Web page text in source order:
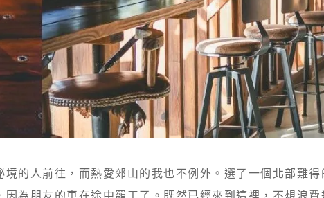
的人前往，而熱愛郊山的我也不例外。選了一個北部難得
為朋友的車在途中罷工了。既然已經來到這裡，不想浪費